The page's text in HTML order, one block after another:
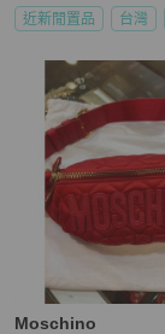
近新閒置品 台灣
Moschino